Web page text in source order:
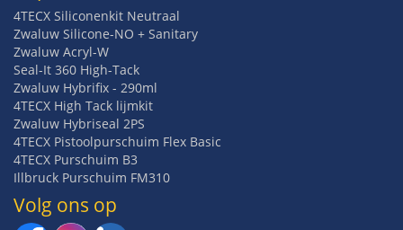
4TECX Siliconenkit Neutraal
Zwaluw Silicone-NO + Sanitary
Zwaluw Acryl-W
Seal-It 360 High-Tack
Zwaluw Hybrifix - 290ml
4TECX High Tack lijmkit
Zwaluw Hybriseal 2PS
4TECX Pistoolpurschuim Flex Basic
4TECX Purschuim B3
Illbruck Purschuim FM310
Volg ons op